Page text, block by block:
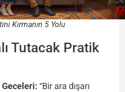
Kırmanın 5 Yolu
Tutacak Pratik
“Bir ara dışarı